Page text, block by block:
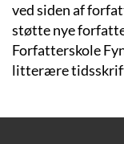
ved siden af
støtte nye
Forfatterskole
litterære